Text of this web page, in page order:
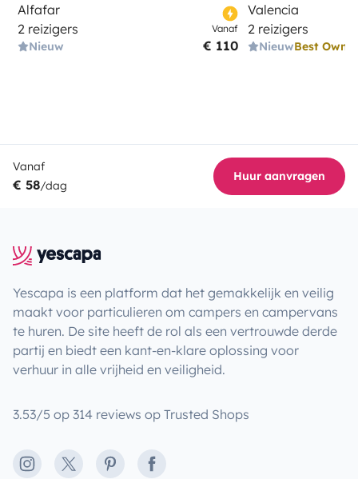
Alfafar
2 reizigers
Nieuw
Vanaf
€ 110
Valencia
2 reizigers
NieuwBest Owner
Vanaf
€ 58/dag
Huur aanvragen
Yescapa is een platform dat het gemakkelijk en veilig
maakt voor particulieren om campers en campervans
te huren. De site heeft de rol als een vertrouwde derde
partij en biedt een kant-en-klare oplossing voor
verhuur in alle vrijheid en veiligheid.
3.53/5 op 314 reviews op Trusted Shops
Instagram
X PinterestFacebook